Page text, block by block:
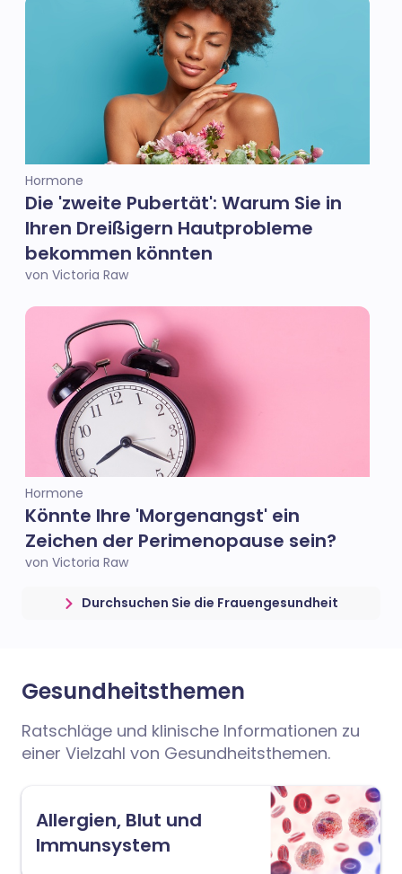
Hormone
Die 'zweite Pubertät': Warum Sie in
Ihren Dreißigern Hautprobleme
bekommen könnten
von Victoria Raw
Hormone
Könnte Ihre 'Morgenangst' ein
Zeichen der Perimenopause sein?
von Victoria Raw
Durchsuchen Sie die Frauengesundheit
Gesundheitsthemen
Ratschläge und klinische Informationen zu
einer Vielzahl von Gesundheitsthemen.
Allergien, Blut und
Immunsystem